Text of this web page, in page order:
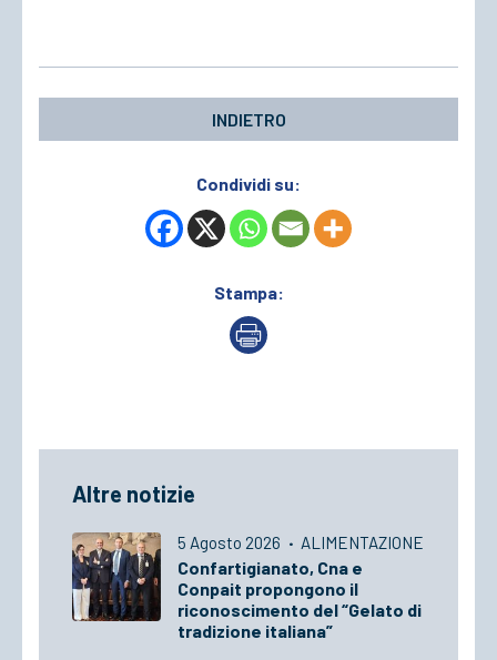
INDIETRO
Condividi su:
Stampa:
Altre notizie
5 Agosto 2026 · ALIMENTAZIONE
Confartigianato, Cna e
Conpait propongono il
riconoscimento del “Gelato di
tradizione italiana”